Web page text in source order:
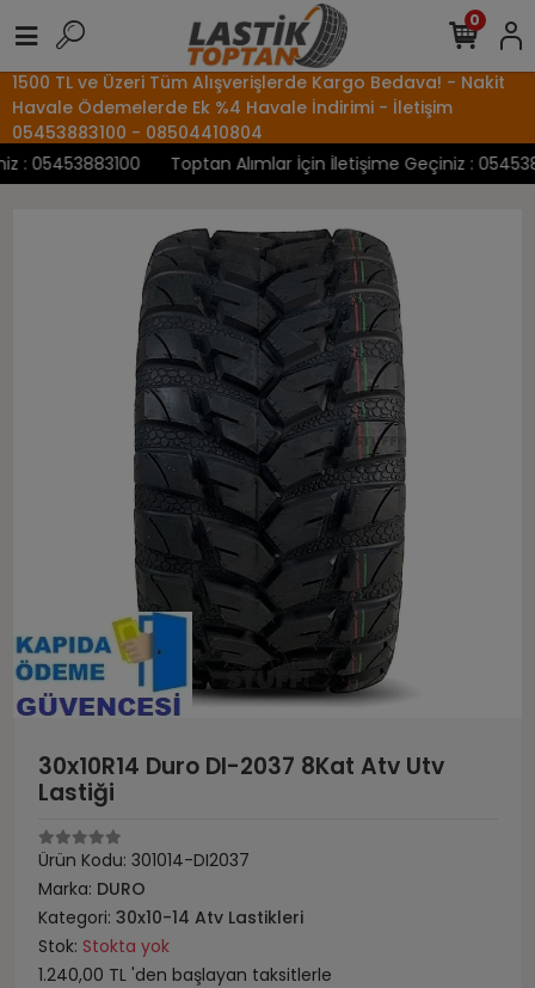
1500 TL ve Üzeri Tüm Alışverişlerde Kargo Bedava! - Nakit
Havale Ödemelerde Ek %4 Havale İndirimi - İletişim
05453883100 - 08504410804
05453883100
Toptan Alımlar İçin İletişime Geçiniz :
0
30x10R14 Duro DI-2037 8Kat Atv Utv
Lastiği
Ürün Kodu: 301014-DI2037
Marka: DURO
Kategori: 30x10-14 Atv Lastikleri
Stok: Stokta yok
1.240,00 TL 'den başlayan taksitlerle